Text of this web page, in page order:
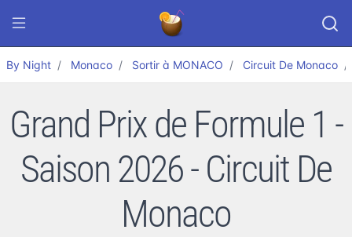
By Night Monaco Sortir à MONACO Circuit De Monaco
Grand Prix de Formule 1 -
Saison 2026 - Circuit De
Monaco